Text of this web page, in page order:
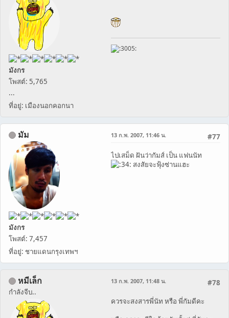
มังกร
โพสต์: 5,765
...
ที่อยู่: เมืองนอกคอกนา
มัม
มังกร
โพสต์: 7,457
ที่อยู่: ชายแดนกรุงเทพฯ
#77
13 ก.พ. 2007, 11:46 น.
ไปเสม็ด ฝันว่ากัมส์ เป็น แฟนนัท
สงสัยจะฟุ้งซ่านแฮะ
หมีเล็ก
กำลังจีบ..
#78
13 ก.พ. 2007, 11:48 น.
ควรจะสงสารพี่นัท หรือ พี่กัมดีคะ